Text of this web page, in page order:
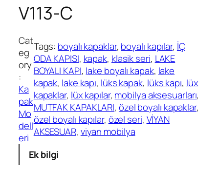
V113-C
Cat
eg
ory
:
Ka
pak
Mo
dell
eri
Tags: boyalı kapaklar, boyalı kapılar, İÇ
ODA KAPISI, kapak, klasik seri, LAKE
BOYALI KAPI, lake boyalı kapak, lake
kapak, lake kapı, lüks kapak, lüks kapı, lüx
kapaklar, lüx kapılar, mobilya aksesuarları
MUTFAK KAPAKLARI, özel boyalı kapaklar
özel boyalı kapılar, özel seri, VİYAN
AKSESUAR, viyan mobilya
Ek bilgi